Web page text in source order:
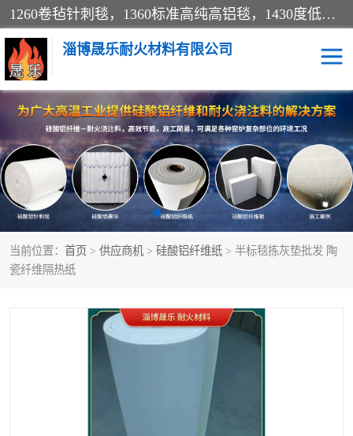
1260卷毡针刺毯，1360标准高纯高铝毯，1430度低锆锆铝含锆毯，普通挡渣棉卷毡，防火纸、挡火板、隔热垫片模块、棉块、折叠块、散棉高温固化剂价格规格密度多少钱图片视频立方平米参数指标
淄博晟乐耐火材料有限公司
当前位置： 首页 > 供应商机 > 硅酸铝纤维纸 > 半标毯拣灰垫批发 陶
瓷纤维隔热纸
硅酸铝挡渣棉 硅酸铝纤维纸
硅酸铝挡火板 高铝毯
含锆毯 硅酸铝折叠块
硅酸铝散棉 硅酸铝纤维毯
硅酸铝模块
硅酸铝板